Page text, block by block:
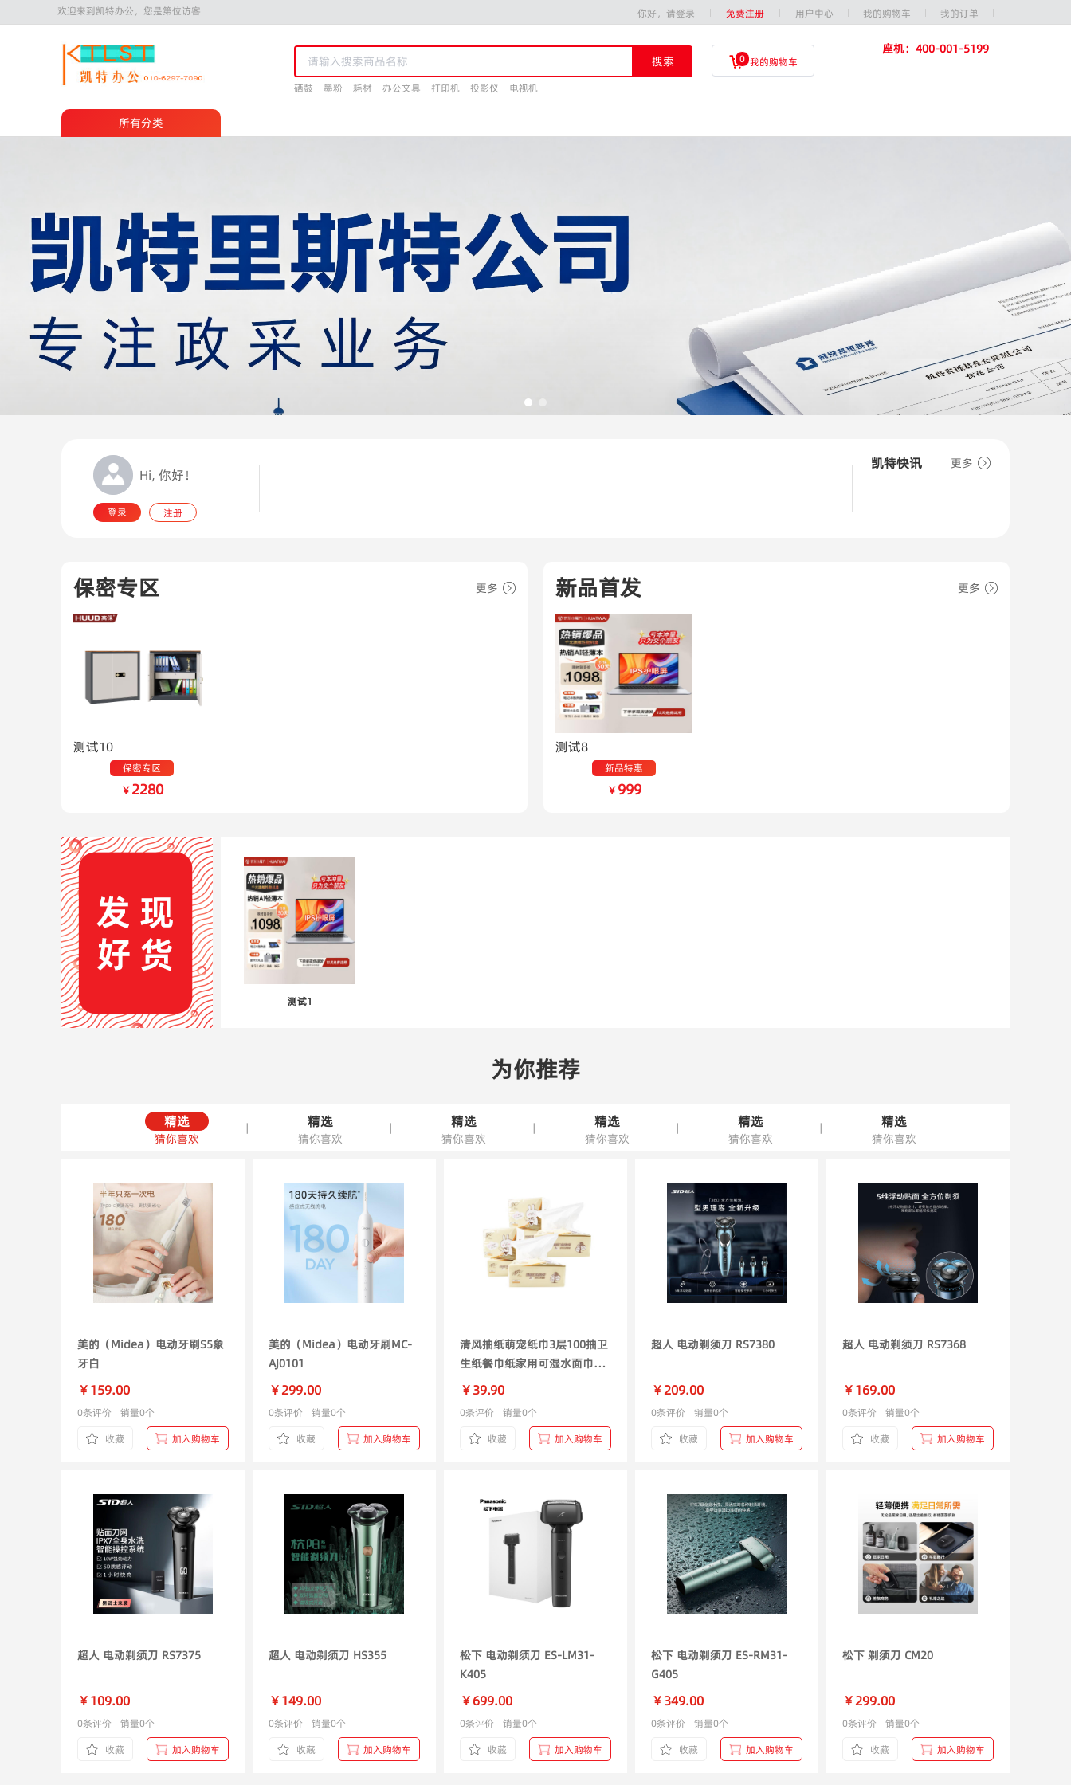
欢迎来到凯特办公，您是第位访客 你好，请登录 免费注册 用户中心 我的购物车 我的订单
所有分类
搜索
硒鼓 墨粉 耗材 办公文具 打印机 投影仪 电视机
0 我的购物车
座机：400-001-5199
Hi, 你好！
登录 注册
凯特快讯 更多
保密专区 更多
测试10
保密专区
￥ 2280
新品首发 更多
测试8
新品特惠
￥ 999
测试1
为你推荐
精选
猜你喜欢
| 精选
猜你喜欢
| 精选
猜你喜欢
| 精选
猜你喜欢
| 精选
猜你喜欢
| 精选
猜你喜欢
美的（Midea）电动牙刷S5象
牙白
￥159.00
0条评价
销量0个
收藏
加入购物车
美的（Midea）电动牙刷MC-
AJ0101
￥299.00
0条评价
销量0个
收藏
加入购物车
清风抽纸萌宠纸巾3层100抽卫
生纸餐巾纸家用可湿水面巾纸
AR62GDT 3层 100抽*6包
￥39.90
0条评价
销量0个
收藏
加入购物车
超人 电动剃须刀 RS7380
￥209.00
0条评价
销量0个
收藏
加入购物车
超人 电动剃须刀 RS7368
￥169.00
0条评价
销量0个
收藏
加入购物车
超人 电动剃须刀 RS7375
￥109.00
0条评价
销量0个
收藏
加入购物车
超人 电动剃须刀 HS355
￥149.00
0条评价
销量0个
收藏
加入购物车
松下 电动剃须刀 ES-LM31-
K405
￥699.00
0条评价
销量0个
收藏
加入购物车
松下 电动剃须刀 ES-RM31-
G405
￥349.00
0条评价
销量0个
收藏
加入购物车
松下 剃须刀 CM20
￥299.00
0条评价
销量0个
收藏
加入购物车